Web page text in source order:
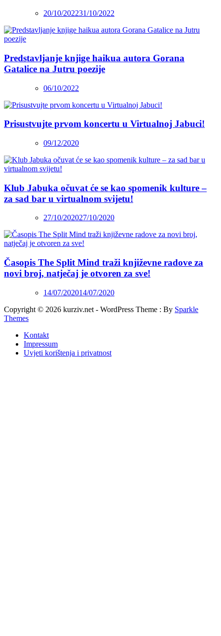
20/10/202231/10/2022
Predstavljanje knjige haikua autora Gorana
Gatalice na Jutru poezije
06/10/2022
Prisustvujte prvom koncertu u Virtualnoj Jabuci!
09/12/2020
Klub Jabuka očuvat će se kao spomenik kulture –
za sad bar u virtualnom svijetu!
27/10/202027/10/2020
Časopis The Split Mind traži književne radove za
novi broj, natječaj je otvoren za sve!
14/07/202014/07/2020
Copyright © 2026 kurziv.net - WordPress Theme : By Sparkle
Themes
Kontakt
Impressum
Uvjeti korištenja i privatnost